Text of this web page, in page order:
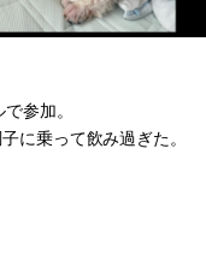
参加。
に乗って飲み過ぎた。